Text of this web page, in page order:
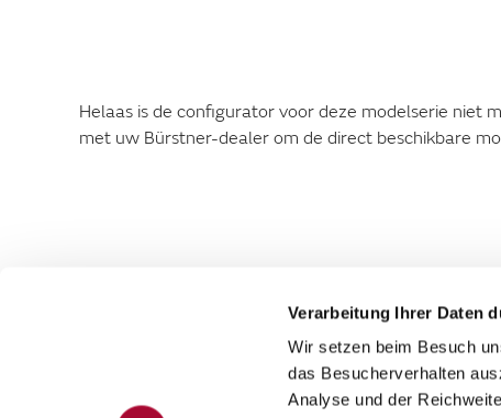
Verarbeitung Ihrer Daten
Wir setzen beim Besuch
das Besucherverhalten
Analyse und der
Helaas is de configurator voor deze modelserie niet
met uw Bürstner-dealer om de direct beschikbare